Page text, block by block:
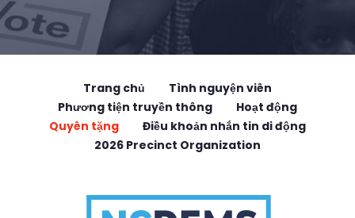
Trang chủ
Tình nguyện viên
Phương tiện truyền thông
Hoạt động
Quyên tặng
Điều khoản nhắn tin di động
2026 Precinct Organization